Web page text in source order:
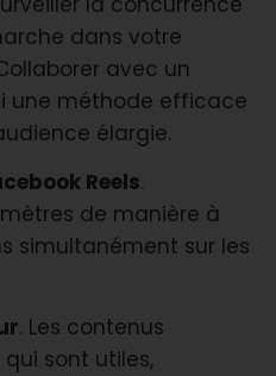
dans votre
avec un
une méthode efficace
élargie.
Reels.
de manière à
simultanément sur les
. Les contenus
sont utiles,